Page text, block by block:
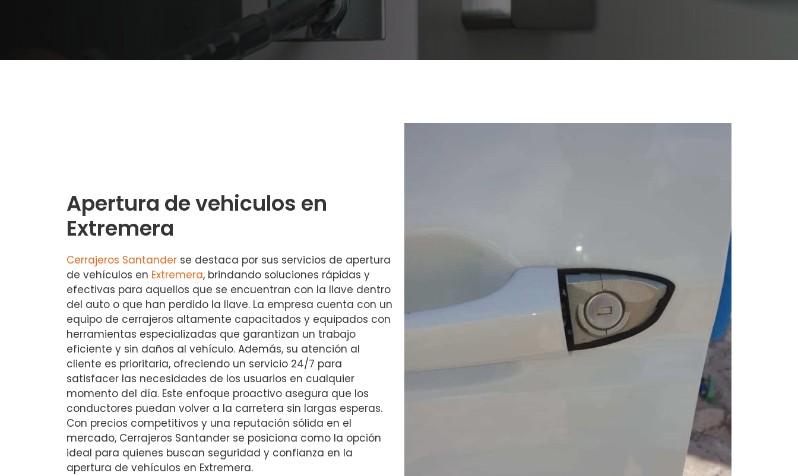
Apertura de vehiculos en
Extremera
Cerrajeros Santander se destaca por sus servicios de apertura
de vehículos en Extremera, brindando soluciones rápidas y
efectivas para aquellos que se encuentran con la llave dentro
del auto o que han perdido la llave. La empresa cuenta con un
equipo de cerrajeros altamente capacitados y equipados con
herramientas especializadas que garantizan un trabajo
eficiente y sin daños al vehículo. Además, su atención al
cliente es prioritaria, ofreciendo un servicio 24/7 para
satisfacer las necesidades de los usuarios en cualquier
momento del día. Este enfoque proactivo asegura que los
conductores puedan volver a la carretera sin largas esperas.
Con precios competitivos y una reputación sólida en el
mercado, Cerrajeros Santander se posiciona como la opción
ideal para quienes buscan seguridad y confianza en la
apertura de vehículos en Extremera.